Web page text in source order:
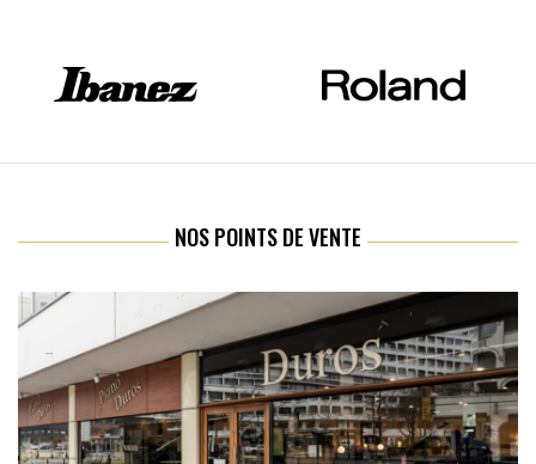
NOS POINTS DE VENTE